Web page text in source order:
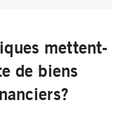
mettent-
de biens